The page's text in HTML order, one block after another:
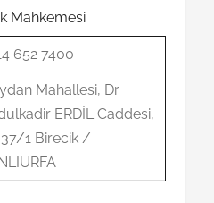
Mahkemesi
652 7400
Mahallesi, Dr.
ERDİL Caddesi,
1 Birecik /